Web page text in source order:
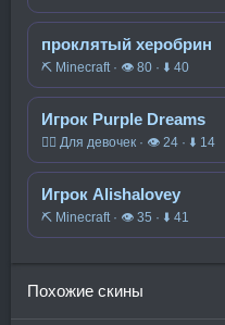
проклятый херобрин
⛏️ Minecraft · 👁 80 · ⬇ 40
Игрок Purple Dreams
🧍‍♀️ Для девочек · 👁 24 · ⬇ 14
Игрок Alishalovey
⛏️ Minecraft · 👁 35 · ⬇ 41
Похожие скины